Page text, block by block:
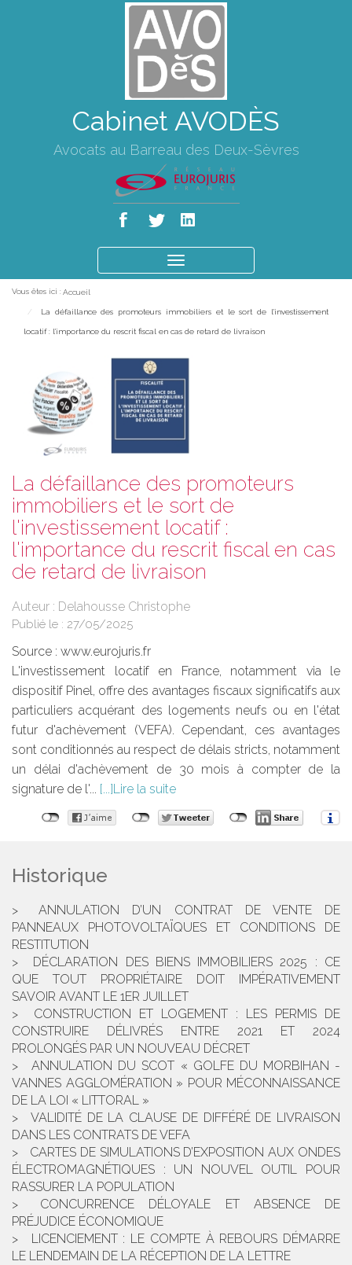
Cabinet AVODÈS
Avocats au Barreau des Deux-Sèvres
le
Vous êtes ici : Accueil
La défaillance des promoteurs immobiliers et le sort de l'investissement
locatif : l'importance du rescrit fiscal en cas de retard de livraison
La défaillance des promoteurs
immobiliers et le sort de
l'investissement locatif :
l'importance du rescrit fiscal en cas
de retard de livraison
Auteur : Delahousse Christophe
Publié le : 27/05/2025
Source : www.eurojuris.fr
L'investissement locatif en France, notamment via le
dispositif Pinel, offre des avantages fiscaux significatifs aux
particuliers acquérant des logements neufs ou en l'état
futur d'achèvement (VEFA). Cependant, ces avantages
sont conditionnés au respect de délais stricts, notamment
un délai d'achèvement de 30 mois à compter de la
signature de l'...
Lire la suite
Historique
ANNULATION D’UN CONTRAT DE VENTE DE
PANNEAUX PHOTOVOLTAÏQUES ET CONDITIONS DE
RESTITUTION
DÉCLARATION DES BIENS IMMOBILIERS 2025 : CE
QUE TOUT PROPRIÉTAIRE DOIT IMPÉRATIVEMENT
SAVOIR AVANT LE 1ER JUILLET
CONSTRUCTION ET LOGEMENT : LES PERMIS DE
CONSTRUIRE DÉLIVRÉS ENTRE 2021 ET 2024
PROLONGÉS PAR UN NOUVEAU DÉCRET
ANNULATION DU SCOT « GOLFE DU MORBIHAN -
VANNES AGGLOMÉRATION » POUR MÉCONNAISSANCE
DE LA LOI « LITTORAL »
VALIDITÉ DE LA CLAUSE DE DIFFÉRÉ DE LIVRAISON
DANS LES CONTRATS DE VEFA
CARTES DE SIMULATIONS D’EXPOSITION AUX ONDES
ÉLECTROMAGNÉTIQUES : UN NOUVEL OUTIL POUR
RASSURER LA POPULATION
CONCURRENCE DÉLOYALE ET ABSENCE DE
PRÉJUDICE ÉCONOMIQUE
LICENCIEMENT : LE COMPTE À REBOURS DÉMARRE
LE LENDEMAIN DE LA RÉCEPTION DE LA LETTRE